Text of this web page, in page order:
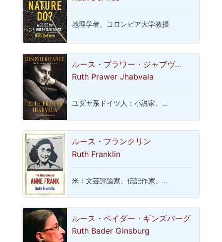
地理学者、コロンビア大学教授
ルース・プラワー・ジャブヴ…
Ruth Prawer Jhabvala
ユダヤ系ドイツ人：小説家、…
ルース・フランクリン
Ruth Franklin
米：文芸評論家、伝記作家、…
ルース・ベイダー・ギンズバーグ
Ruth Bader Ginsburg